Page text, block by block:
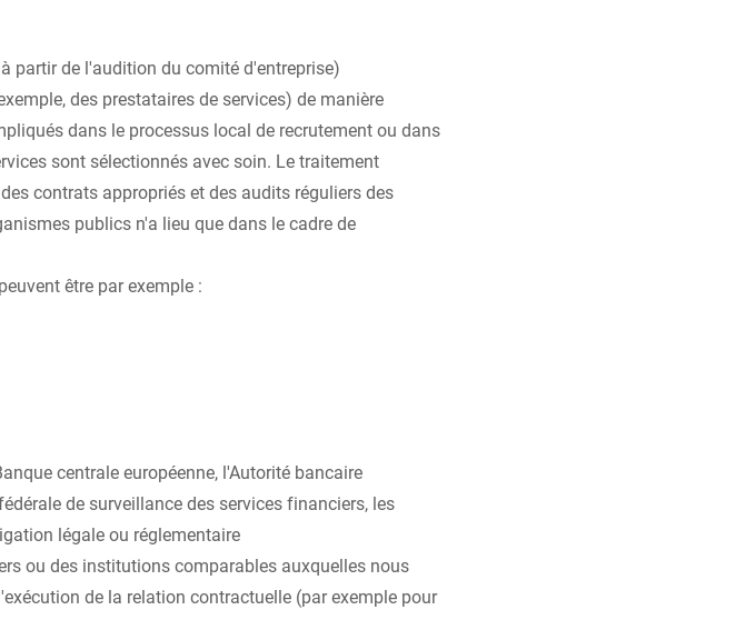
partir de l'audition du comité d'entreprise)
des prestataires de services) de manière
dans le processus local de recrutement ou dans
sont sélectionnés avec soin. Le traitement
contrats appropriés et des audits réguliers des
publics n'a lieu que dans le cadre de
être par exemple :
centrale européenne, l'Autorité bancaire
de surveillance des services financiers, les
légale ou réglementaire
ou des institutions comparables auxquelles nous
de la relation contractuelle (par exemple pour